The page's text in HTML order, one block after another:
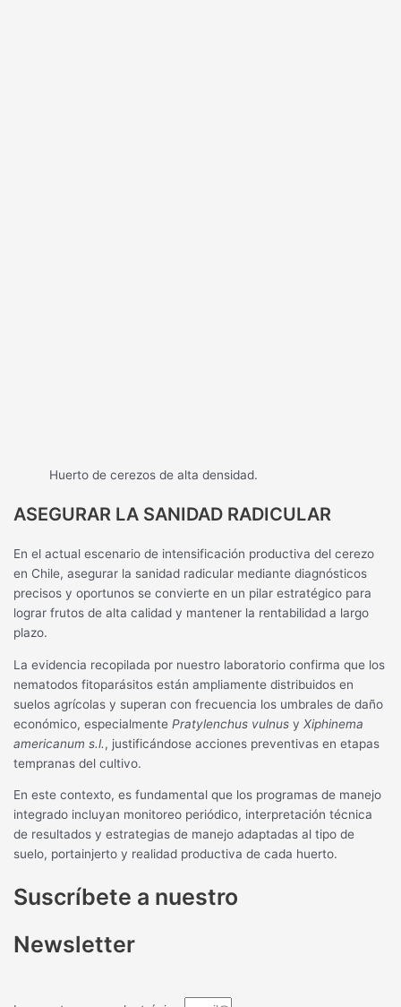
Huerto de cerezos de alta densidad.
ASEGURAR LA SANIDAD RADICULAR
En el actual escenario de intensificación productiva del cerezo
en Chile, asegurar la sanidad radicular mediante diagnósticos
precisos y oportunos se convierte en un pilar estratégico para
lograr frutos de alta calidad y mantener la rentabilidad a largo
plazo.
La evidencia recopilada por nuestro laboratorio confirma que los
nematodos fitoparásitos están ampliamente distribuidos en
suelos agrícolas y superan con frecuencia los umbrales de daño
económico, especialmentePratylenchus vulnus y Xiphinema
americanum s.l., justificándose acciones preventivas en etapas
tempranas del cultivo.
En este contexto, es fundamental que los programas de manejo
integrado incluyan monitoreo periódico, interpretación técnica
de resultados y estrategias de manejo adaptadas al tipo de
suelo, portainjerto y realidad productiva de cada huerto.
Suscríbete a nuestro
Newsletter